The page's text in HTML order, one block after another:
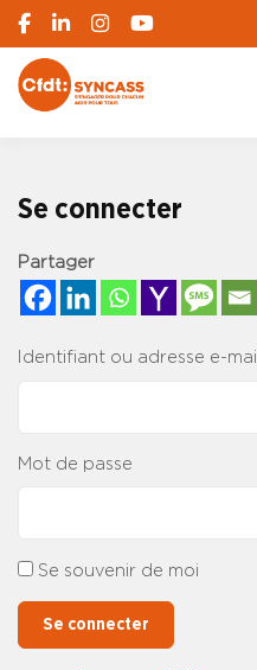
Se connecter
Partager
Identifiant ou adresse e-mail
Mot de passe
Se souvenir de moi
Se connecter